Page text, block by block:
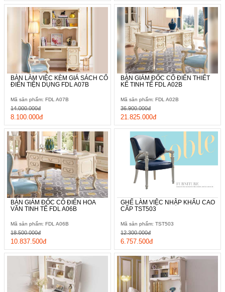
BÀN LÀM VIỆC KÈM GIÁ SÁCH CỔ
ĐIỂN TIỆN DỤNG FDL A07B
Mã sản phẩm: FDL A07B
8.100.000đ
14.000.000đ
BÀN GIÁM ĐỐC CỔ ĐIỂN THIẾT
KẾ TINH TẾ FDL A02B
Mã sản phẩm: FDL A02B
21.825.000đ
36.900.000đ
BÀN GIÁM ĐỐC CỔ ĐIỂN HOA
VĂN TINH TẾ FDL A06B
Mã sản phẩm: FDL A06B
10.837.500đ
18.500.000đ
GHẾ LÀM VIỆC NHẬP KHẨU CAO
CẤP TST503
Mã sản phẩm: TST503
6.757.500đ
12.300.000đ